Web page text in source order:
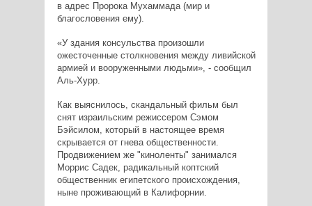
в адрес Пророка Мухаммада (мир и
благословения ему).
«У здания консульства произошли
ожесточенные столкновения между ливийской
армией и вооруженными людьми», - сообщил
Аль-Хурр.
Как выяснилось, скандальный фильм был
снят израильским режиссером Сэмом
Бэйсилом, который в настоящее время
скрывается от гнева общественности.
Продвижением же "киноленты" занимался
Моррис Садек, радикальный коптский
общественник египетского происхождения,
ныне проживающий в Калифорнии.